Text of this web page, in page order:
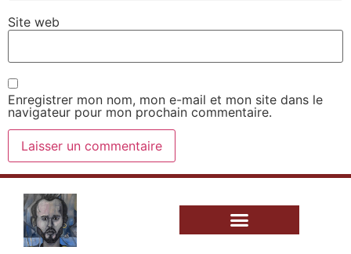
Site web
Enregistrer mon nom, mon e-mail et mon site dans le
navigateur pour mon prochain commentaire.